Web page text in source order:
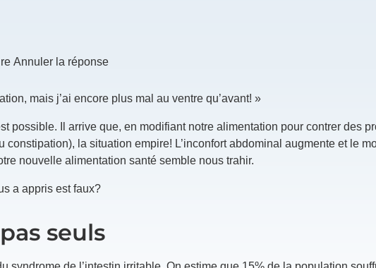
Annuler la réponse
mais j’ai encore plus mal au ventre qu’avant! »
possible. Il arrive que, en modifiant notre alimentation pour contrer des
constipation), la situation empire! L’inconfort abdominal augmente et le
nouvelle alimentation santé semble nous trahir.
a appris est faux?
seuls